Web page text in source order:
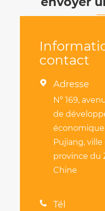
contact
 Adresse
N° 169,
de
Pujiang,
province du
Chine
 Tél